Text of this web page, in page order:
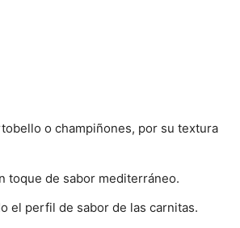
o champiñones, por su textura
toque de sabor mediterráneo.
el perfil de sabor de las carnitas.